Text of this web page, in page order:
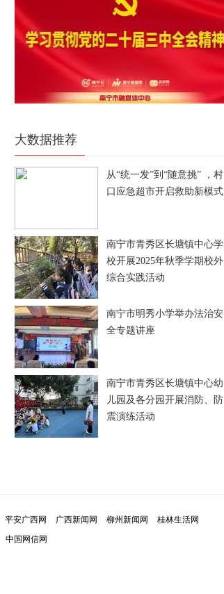
大数据推荐
从“统一发”到“随意挑” ，村
口应急超市开启救助新模式
南宁市青秀区长塘镇中心学
校开展2025年秋季学期校外
综合实践活动
南宁市明秀小学举办法治安
全专题讲座
南宁市青秀区长塘镇中心幼
儿园及各分园开展消防、防
震演练活动
平安广西网 广西新闻网 柳州新闻网
桂林生活网
中国网信网